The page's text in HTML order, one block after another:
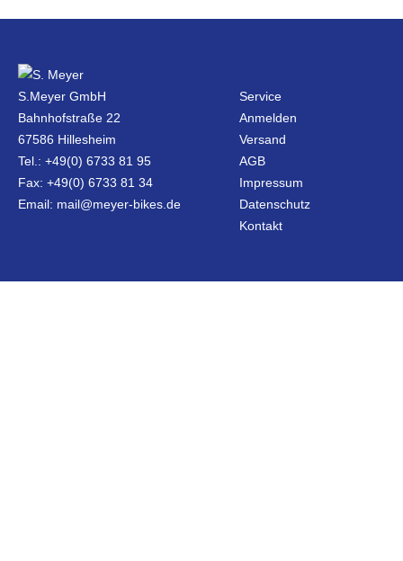
S.Meyer GmbH
Bahnhofstraße 22
67586 Hillesheim
Tel.: +49(0) 6733 81 95
Fax: +49(0) 6733 81 34
Email: mail@meyer-bikes.de
Service
Anmelden
Versand
AGB
Impressum
Datenschutz
Kontakt